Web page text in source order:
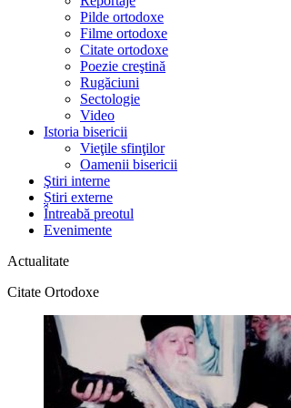
Pilde ortodoxe
Filme ortodoxe
Citate ortodoxe
Poezie creştină
Rugăciuni
Sectologie
Video
Istoria bisericii
Vieţile sfinţilor
Oamenii bisericii
Ştiri interne
Știri externe
Întreabă preotul
Evenimente
Actualitate
Citate Ortodoxe